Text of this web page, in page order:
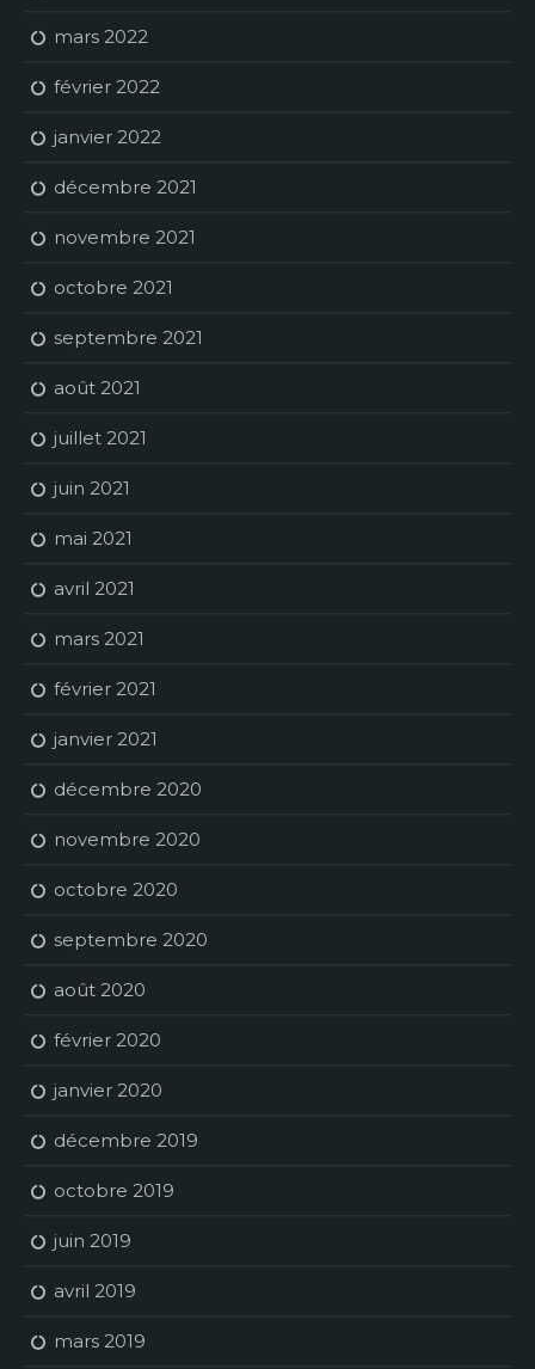
mars 2022
février 2022
janvier 2022
décembre 2021
novembre 2021
octobre 2021
septembre 2021
août 2021
juillet 2021
juin 2021
mai 2021
avril 2021
mars 2021
février 2021
janvier 2021
décembre 2020
novembre 2020
octobre 2020
septembre 2020
août 2020
février 2020
janvier 2020
décembre 2019
octobre 2019
juin 2019
avril 2019
mars 2019